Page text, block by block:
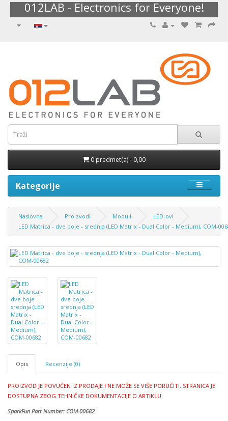
012LAB - Electronics for Everyone!
0 predmet(a) - 0,00
Kategorije
Naslovna Proizvodi Moduli
LED-ovi
LED Matrica - dve boje - srednja (LED Matrix - Dual Color - Medium), COM-
Opis Recenzije (0)
PROIZVOD JE POVUČEN IZ PRODAJE I NE MOŽE SE VIŠE PORUČITI. STRANICA JE
DOSTUPNA ZBOG TEHNIČKE DOKUMENTACIJE O ARTIKLU.
SparkFun Part Number: COM-00682